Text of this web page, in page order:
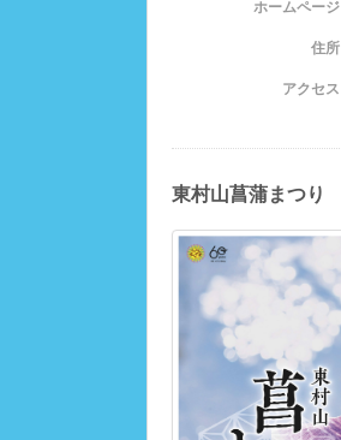
ホームページ
住所
アクセス
東村山菖蒲まつり